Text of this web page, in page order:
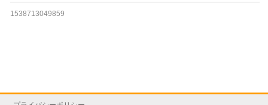
1538713049859